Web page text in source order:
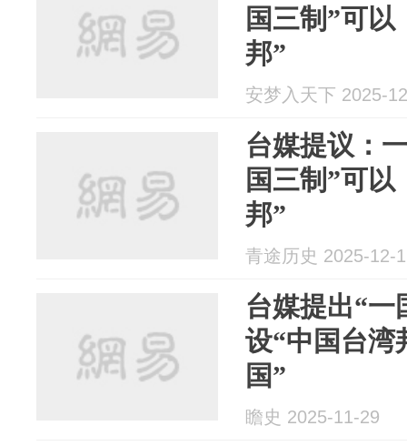
国三制”可以
邦”
安梦入天下 2025-
台媒提议：
国三制”可以
邦”
青途历史 2025-12-
台媒提出“一
设“中国台湾
国”
瞻史 2025-11-29